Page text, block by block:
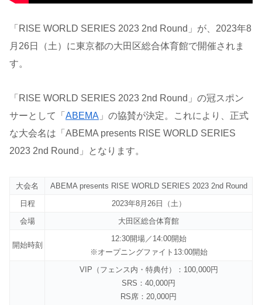
「RISE WORLD SERIES 2023 2nd Round」が、2023年8
月26日（土）に東京都の大田区総合体育館で開催されま
す。
「RISE WORLD SERIES 2023 2nd Round」の冠スポン
サーとして「 ABEMA 」の協賛が決定。これにより、正式
な大会名は「ABEMA presents RISE WORLD SERIES
2023 2nd Round」となります。
大会名
ABEMA presents RISE WORLD SERIES 2023 2nd Round
日程
2023年8月26日（土）
会場
大田区総合体育館
開始時刻
12:30開場／14:00開始
※オープニングファイト13:00開始
VIP（フェンス内・特典付）：100,000円
SRS：40,000円
RS席：20,000円